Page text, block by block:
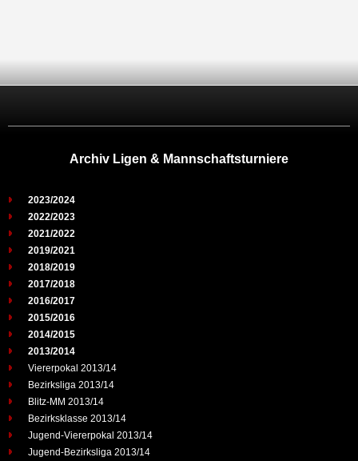
Archiv Ligen & Mannschaftsturniere
2023/2024
2022/2023
2021/2022
2019/2021
2018/2019
2017/2018
2016/2017
2015/2016
2014/2015
2013/2014
Viererpokal 2013/14
Bezirksliga 2013/14
Blitz-MM 2013/14
Bezirksklasse 2013/14
Jugend-Viererpokal 2013/14
Jugend-Bezirksliga 2013/14